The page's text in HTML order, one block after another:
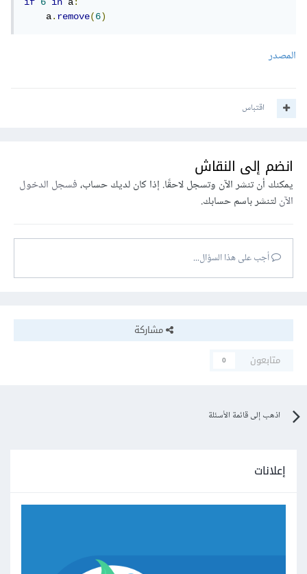
if
6 in a:
    a
.remove(6)
المصدر
اقتباس
انضم إلى النقاش
يمكنك أن تنشر الآن وتسجل لاحقًا. إذا كان لديك حساب،فسجل الدخول
الآنلتنشر باسم حسابك.
أجب على هذا السؤال...
مشاركة
متابعون
0
اذهب إلى قائمة الأسئلة
إعلانات